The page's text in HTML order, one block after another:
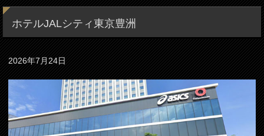
ホテルJALシティ東京豊洲
2026年7月24日